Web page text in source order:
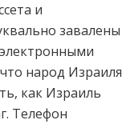
и
завалены
народ Израиля
как Израиль
Телефон